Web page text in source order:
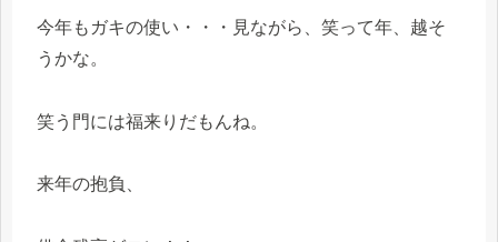
今年もガキの使い・・・見ながら、笑って年、越そ
うかな。
笑う門には福来りだもんね。
来年の抱負、